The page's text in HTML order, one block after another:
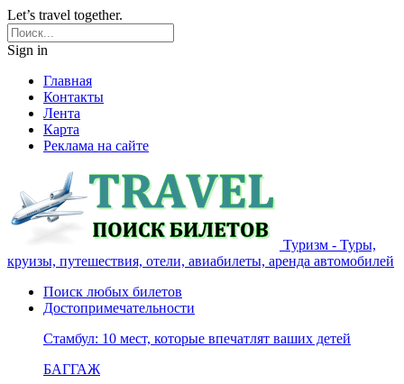
Let’s travel together.
Sign in
Главная
Контакты
Лента
Карта
Реклама на сайте
Туризм - Туры,
круизы, путешествия, отели, авиабилеты, аренда автомобилей
Поиск любых билетов
Достопримечательности
Стамбул: 10 мест, которые впечатлят ваших детей
БАГГАЖ